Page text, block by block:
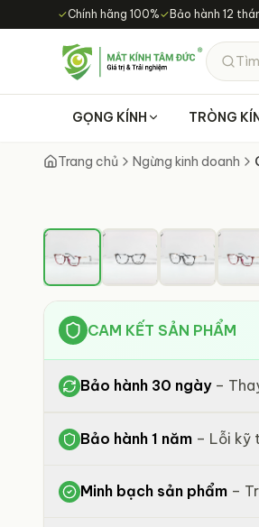
Chuyển đến nội dung chính
✓Chính hãng 100%✓ Bảo hành 12
GỌNG KÍNH TRÒNG
Trang chủ Ngừng kinh doanh
CAM KẾT SẢN PHẨM
Bảo hành 30 ngày–
Bảo hành 1 năm – Lỗi kỹ
Minh bạch sản phẩm –